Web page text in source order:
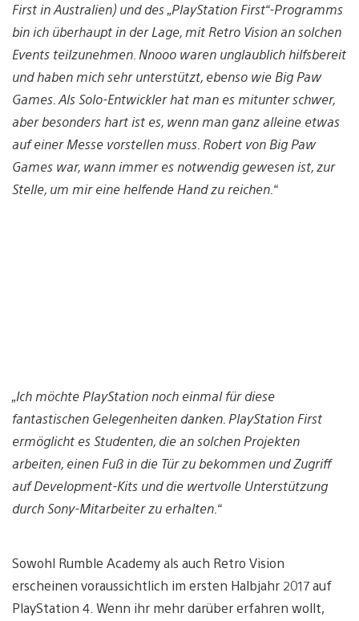
First in Australien) und des „PlayStation First“-Programms
bin ich überhaupt in der Lage, mit Retro Vision an solchen
Events teilzunehmen. Nnooo waren unglaublich hilfsbereit
und haben mich sehr unterstützt, ebenso wie Big Paw
Games. Als Solo-Entwickler hat man es mitunter schwer,
aber besonders hart ist es, wenn man ganz alleine etwas
auf einer Messe vorstellen muss. Robert von Big Paw
Games war, wann immer es notwendig gewesen ist, zur
Stelle, um mir eine helfende Hand zu reichen.“
„Ich möchte PlayStation noch einmal für diese
fantastischen Gelegenheiten danken. PlayStation First
ermöglicht es Studenten, die an solchen Projekten
arbeiten, einen Fuß in die Tür zu bekommen und Zugriff
auf Development-Kits und die wertvolle Unterstützung
durch Sony-Mitarbeiter zu erhalten.“
Sowohl Rumble Academy als auch Retro Vision
erscheinen voraussichtlich im ersten Halbjahr 2017 auf
PlayStation 4. Wenn ihr mehr darüber erfahren wollt,